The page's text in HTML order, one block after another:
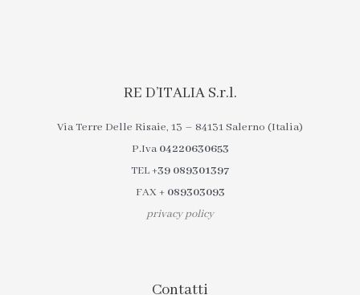
RE D’ITALIA S.r.l.
Via Terre Delle Risaie, 13 – 84131 Salerno (Italia)
P.Iva 04220630653
TEL+39 089301397
FAX+ 089303093
privacy policy
Contatti